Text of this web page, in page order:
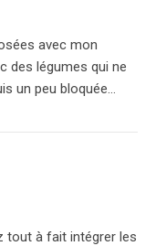
avec mon
des légumes qui ne
un peu bloquée…
tout à fait intégrer les